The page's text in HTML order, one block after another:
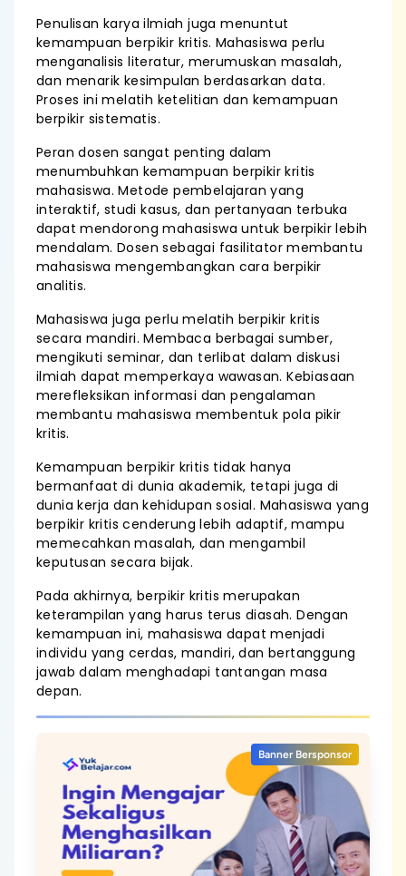
Penulisan karya ilmiah juga menuntut
kemampuan berpikir kritis. Mahasiswa perlu
menganalisis literatur, merumuskan masalah,
dan menarik kesimpulan berdasarkan data.
Proses ini melatih ketelitian dan kemampuan
berpikir sistematis.
Peran dosen sangat penting dalam
menumbuhkan kemampuan berpikir kritis
mahasiswa. Metode pembelajaran yang
interaktif, studi kasus, dan pertanyaan terbuka
dapat mendorong mahasiswa untuk berpikir lebih
mendalam. Dosen sebagai fasilitator membantu
mahasiswa mengembangkan cara berpikir
analitis.
Mahasiswa juga perlu melatih berpikir kritis
secara mandiri. Membaca berbagai sumber,
mengikuti seminar, dan terlibat dalam diskusi
ilmiah dapat memperkaya wawasan. Kebiasaan
merefleksikan informasi dan pengalaman
membantu mahasiswa membentuk pola pikir
kritis.
Kemampuan berpikir kritis tidak hanya
bermanfaat di dunia akademik, tetapi juga di
dunia kerja dan kehidupan sosial. Mahasiswa yang
berpikir kritis cenderung lebih adaptif, mampu
memecahkan masalah, dan mengambil
keputusan secara bijak.
Pada akhirnya, berpikir kritis merupakan
keterampilan yang harus terus diasah. Dengan
kemampuan ini, mahasiswa dapat menjadi
individu yang cerdas, mandiri, dan bertanggung
jawab dalam menghadapi tantangan masa
depan.
Banner Bersponsor